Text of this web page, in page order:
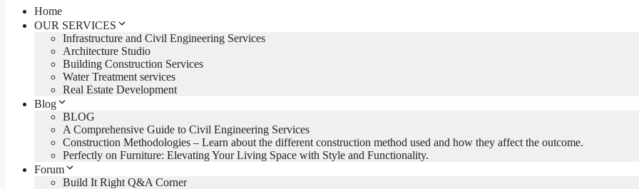
Home
OUR SERVICES
Infrastructure and Civil Engineering Services
Architecture Studio
Building Construction Services
Water Treatment services
Real Estate Development
Blog
BLOG
A Comprehensive Guide to Civil Engineering Services
Construction Methodologies – Learn about the different construction method used and how they affect the outcome.
Perfectly on Furniture: Elevating Your Living Space with Style and Functionality.
Forum
Build It Right Q&A Corner